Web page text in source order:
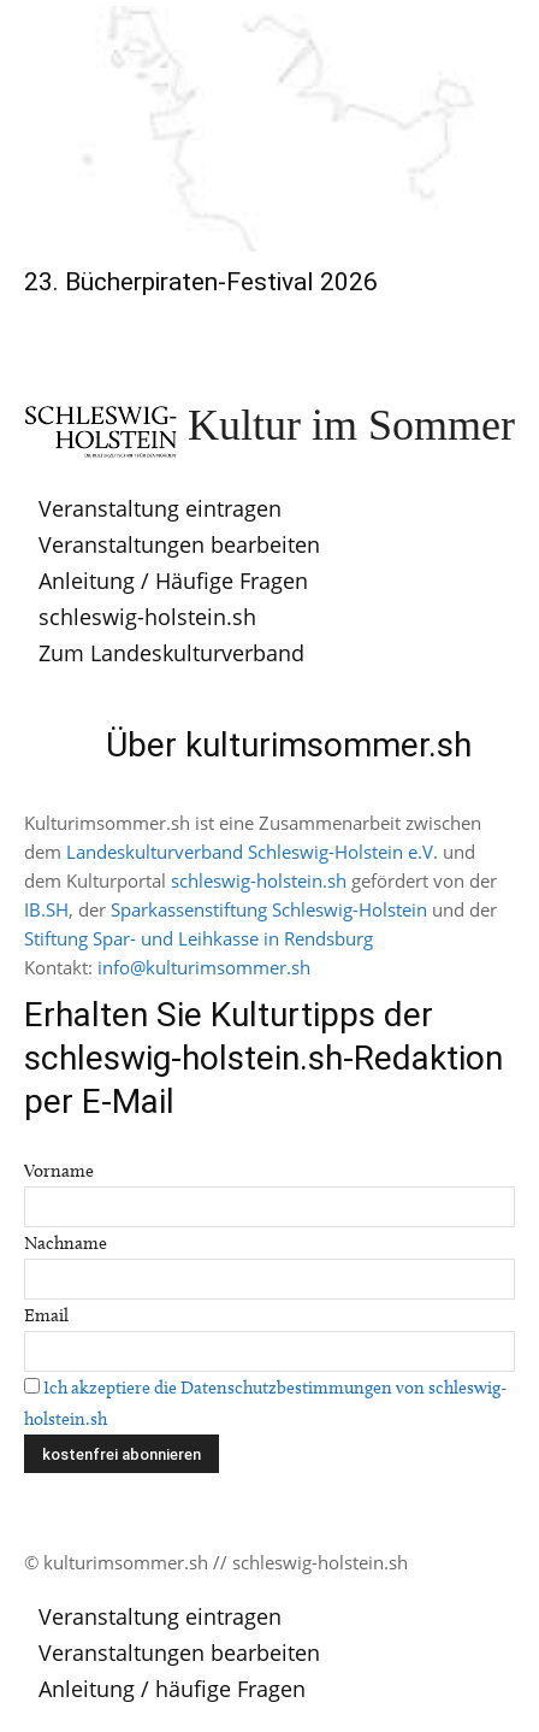
23. Bücherpiraten-Festival 2026
Kultur im Sommer
Veranstaltung eintragen
Veranstaltungen bearbeiten
Anleitung / Häufige Fragen
schleswig-holstein.sh
Zum Landeskulturverband
Über kulturimsommer.sh
Kulturimsommer.sh ist eine Zusammenarbeit zwischen
dem Landeskulturverband Schleswig-Holstein e.V. und
dem Kulturportal schleswig-holstein.sh gefördert von der
IB.SH, der Sparkassenstiftung Schleswig-Holstein und der
Stiftung Spar- und Leihkasse in Rendsburg
Kontakt: info@kulturimsommer.sh
Erhalten Sie Kulturtipps der
schleswig-holstein.sh-Redaktion
per E-Mail
Vorname
Nachname
Email
Ich akzeptiere die Datenschutzbestimmungen von schleswig-
holstein.sh
© kulturimsommer.sh // schleswig-holstein.sh
Veranstaltung eintragen
Veranstaltungen bearbeiten
Anleitung / häufige Fragen